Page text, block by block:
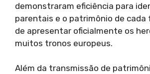
demonstraram eficiência para
parentais e o patrimônio de cada
de apresentar oficialmente os
muitos tronos europeus.
Além da transmissão de